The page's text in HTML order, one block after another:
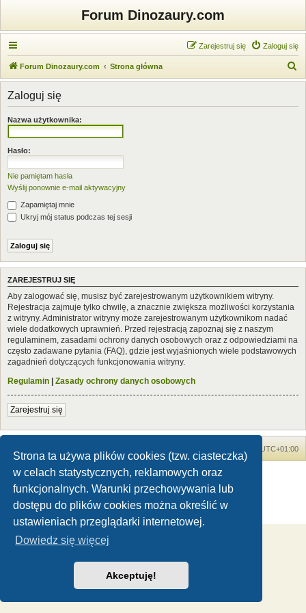
Strona ta używa plików cookies (tzw. ciasteczka)
w celach statystycznych, reklamowych oraz
funkcjonalnych. Warunki przechowywania lub
dostępu do plików cookies można określić w
ustawieniach przeglądarki internetowej.
Dowiedz się więcej
Akceptuję!
Forum Dinozaury.com
Zaloguj się
Zarejestruj się
Forum Dinozaury.com Strona główna
z
Zaloguj się
Nazwa użytkownika:
Hasło:
Nie pamiętam hasła
Wyślij ponownie e-mail aktywacyjny
Zapamiętaj mnie
Ukryj mój status podczas tej sesji
ZAREJESTRUJ SIĘ
Aby zalogować się, musisz być zarejestrowanym użytkownikiem witryny.
Rejestracja zajmuje tylko chwilę, a znacznie zwiększa możliwości korzystania
z witryny. Administrator witryny może zarejestrowanym użytkownikom nadać
wiele dodatkowych uprawnień. Przed rejestracją zapoznaj się z naszym
regulaminem, zasadami ochrony danych osobowych oraz z odpowiedziami na
często zadawane pytania (FAQ), gdzie jest wyjaśnionych wiele podstawowych
zagadnień dotyczących funkcjonowania witryny.
Regulamin | Zasady ochrony danych osobowych
Zarejestruj się
UTC+01:00
Dinozaury.com© 2006-2020
Technologię dostarczaphpBB® Forum Software © phpBB Limited
Zasady ochrony danych osobowych|Regulamin